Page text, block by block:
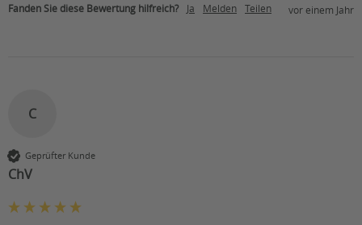
Fanden Sie diese Bewertung hilfreich? Ja Melden Teilen vor einem Jahr
C
Geprüfter Kunde
ChV